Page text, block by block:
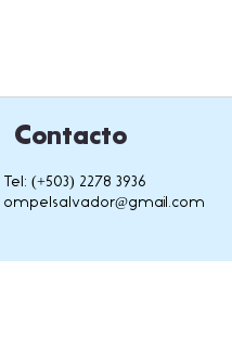
Contacto
Tel: (+503) 2278 3936
ompelsalvador@gmail.com